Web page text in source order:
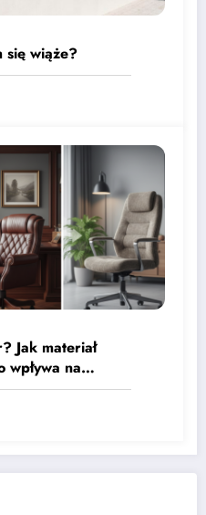
się wiąże?
Jak materiał
na